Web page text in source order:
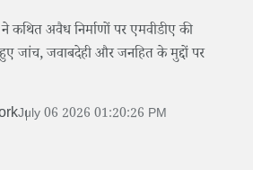
कथित अवैध निर्माणों पर एमवीडीए की
जांच, जवाबदेही और जनहित के मुद्दों पर
July 06 2026 01:20:26 PM